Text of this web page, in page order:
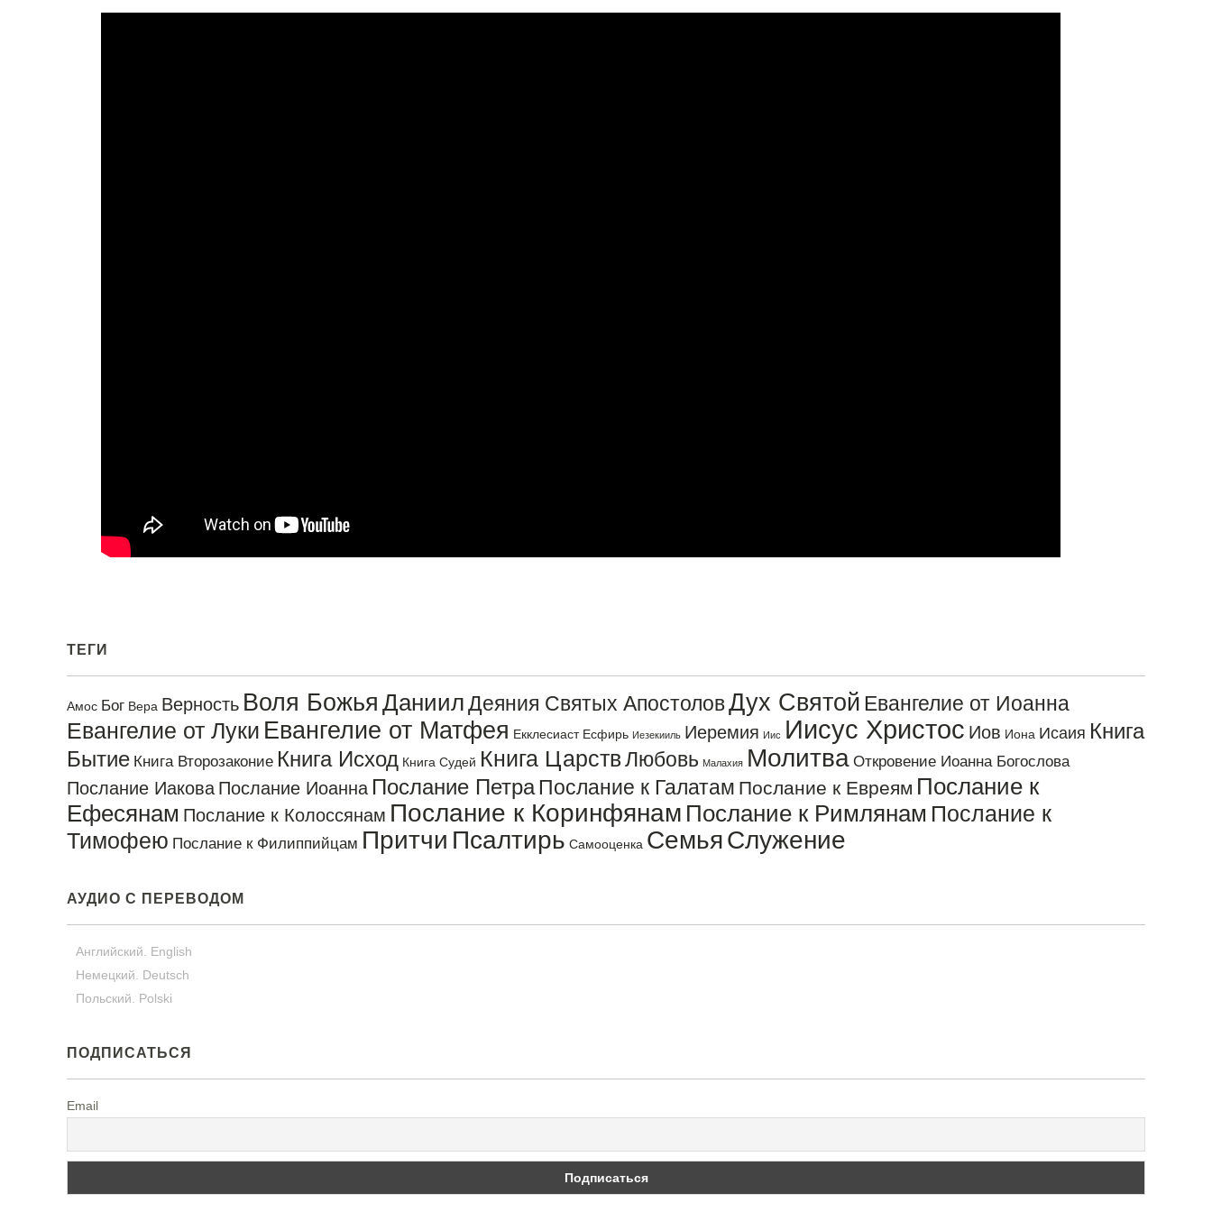
ТЕГИ
Амос Бог Вера Верность Воля Божья ДаниилДеяния Святых АпостоловДух Святой Евангелие от Иоанна
Евангелие от Луки Евангелие от Матфея Екклесиаст Есфирь Иезекииль Иеремия Иис Иисус Христос Иов Иона Исаия Книга
Бытие Книга Второзаконие Книга Исход Книга Судей Книга ЦарствЛюбовь Малахия Молитва Откровение Иоанна Богослова
Послание Иакова Послание Иоанна Послание ПетраПослание к Галатам Послание к Евреям Послание к
Ефесянам Послание к Колоссянам Послание к Коринфянам Послание к Римлянам Послание к
Тимофею Послание к Филиппийцам Притчи Псалтирь Самооценка СемьяСлужение
АУДИО С ПЕРЕВОДОМ
Английский. English
Немецкий. Deutsch
Польский. Polski
ПОДПИСАТЬСЯ
Email